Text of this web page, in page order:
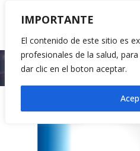
IMPORTANTE
El contenido de este sitio es
profesionales de la salud,
dar clic en el boton aceptar.
Inicio Pruebas Rápidas M-